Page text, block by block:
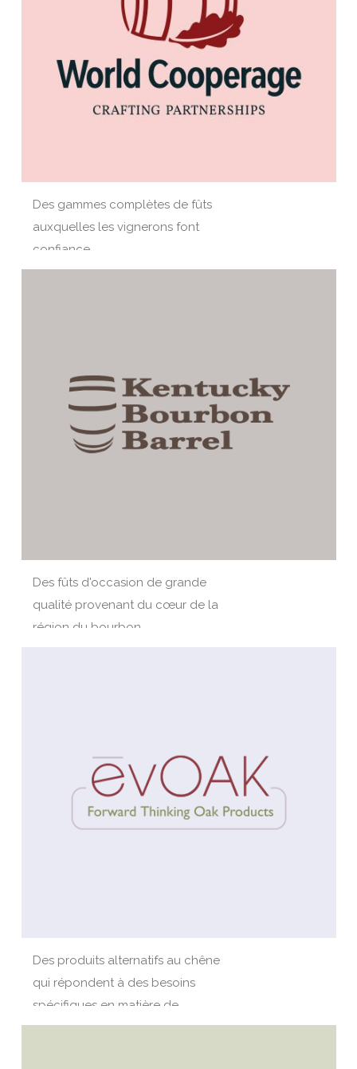
Des gammes complètes de fûts
auxquelles les vignerons font
confiance.
Des fûts d'occasion de grande
qualité provenant du cœur de la
région du bourbon.
Des produits alternatifs au chêne
qui répondent à des besoins
spécifiques en matière de
vinification.